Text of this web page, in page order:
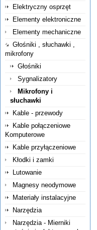
Elektryczny osprzęt
Elementy elektroniczne
Elementy mechaniczne
Głośniki , słuchawki ,
mikrofony
Głośniki
Sygnalizatory
Mikrofony i
słuchawki
Kable - przewody
Kable połączeniowe
Komputerowe
Kable przyłączeniowe
Kłodki i zamki
Lutowanie
Magnesy neodymowe
Materiały instalacyjne
Narzędzia
Narzędzia - Mierniki